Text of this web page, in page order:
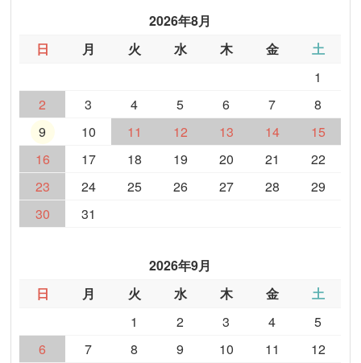
2026年8月
日
月 火 水 木 金
土
1
2
3 4 5 6 7
8
9
10 11 12 13 14
15
16
17 18 19 20 21
22
23
24 25 26 27 28
29
30
31
2026年9月
日
月 火 水 木 金
土
1
2 3 4
5
6
7 8 9 10 11 12